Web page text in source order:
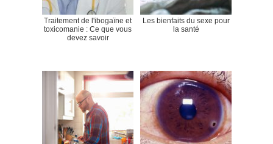
Traitement de l'ibogaïne et
toxicomanie : Ce que vous
devez savoir
Les bienfaits du sexe pour
la santé